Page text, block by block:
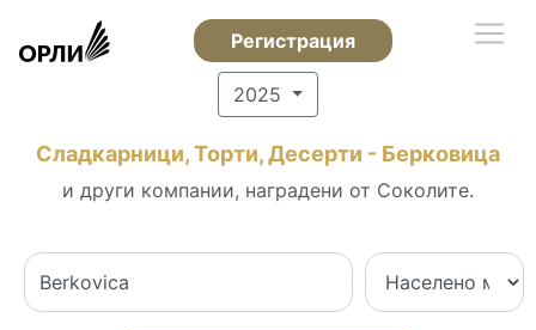
Регистрация
2025
Сладкарници, Торти, Десерти - Берковица
и други компании, наградени от Соколите.